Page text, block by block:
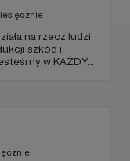
na rzecz ludzi
szkód i
w KAŻDY